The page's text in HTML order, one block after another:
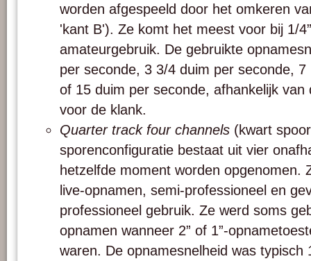
worden afgespeeld door het omkeren
'kant B'). Ze komt het meest voor bij 1/
amateurgebruik. De gebruikte
per seconde, 3 3/4 duim per seconde,
of 15 duim per seconde, afhankelijk van
voor de klank.
Quarter track four channels (kwart
sporenconfiguratie bestaat uit vier
hetzelfde moment worden opgenomen.
live-opnamen, semi-professioneel en
professioneel gebruik. Ze werd soms
opnamen wanneer 2” of 1”-
waren. De opnamesnelheid was typisch